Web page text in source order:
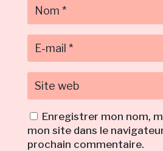
Enregistrer mon nom,
mon site dans le
prochain commentaire.